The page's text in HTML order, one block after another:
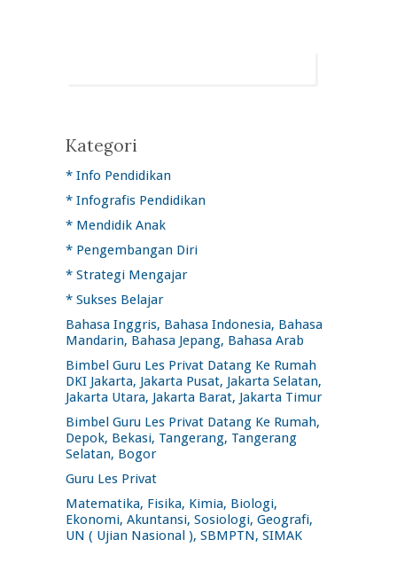
Kategori
* Info Pendidikan
* Infografis Pendidikan
* Mendidik Anak
* Pengembangan Diri
* Strategi Mengajar
* Sukses Belajar
Bahasa Inggris, Bahasa Indonesia, Bahasa
Mandarin, Bahasa Jepang, Bahasa Arab
Bimbel Guru Les Privat Datang Ke Rumah
DKI Jakarta, Jakarta Pusat, Jakarta Selatan,
Jakarta Utara, Jakarta Barat, Jakarta Timur
Bimbel Guru Les Privat Datang Ke Rumah,
Depok, Bekasi, Tangerang, Tangerang
Selatan, Bogor
Guru Les Privat
Matematika, Fisika, Kimia, Biologi,
Ekonomi, Akuntansi, Sosiologi, Geografi,
UN ( Ujian Nasional ), SBMPTN, SIMAK